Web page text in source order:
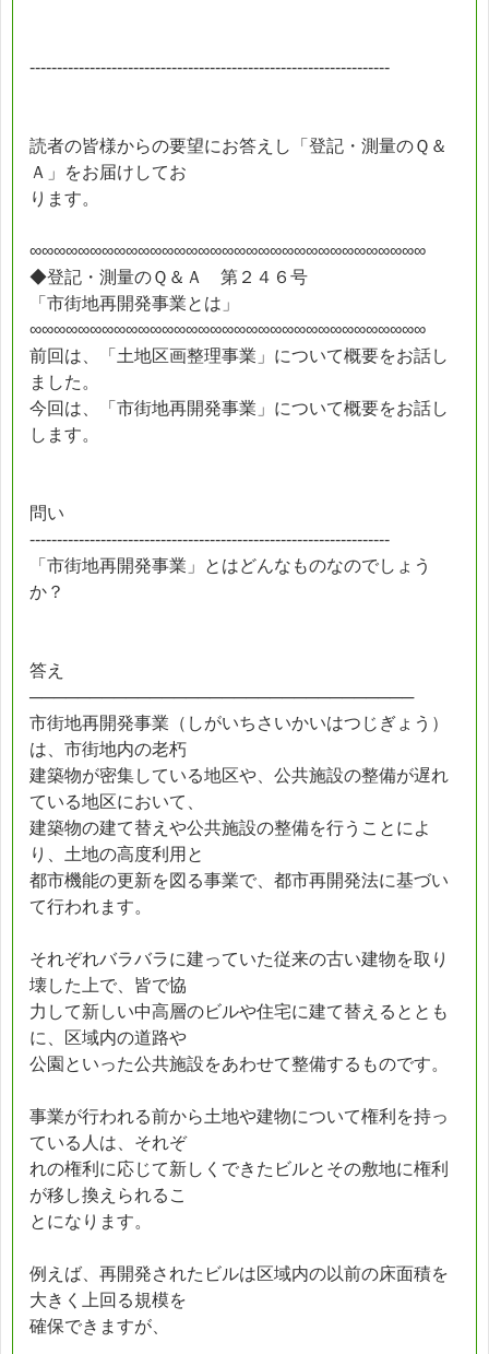
------------------------------------------------------------------
読者の皆様からの要望にお答えし「登記・測量のＱ＆
Ａ」をお届けしてお
ります。
∞∞∞∞∞∞∞∞∞∞∞∞∞∞∞∞∞∞∞∞∞∞∞∞∞∞∞∞∞∞∞∞∞
◆登記・測量のＱ＆Ａ 第２４６号
「市街地再開発事業とは」
∞∞∞∞∞∞∞∞∞∞∞∞∞∞∞∞∞∞∞∞∞∞∞∞∞∞∞∞∞∞∞∞∞
前回は、「土地区画整理事業」について概要をお話し
ました。
今回は、「市街地再開発事業」について概要をお話し
します。
問い
------------------------------------------------------------------
「市街地再開発事業」とはどんなものなのでしょう
か？
答え
────────────────────────────────
市街地再開発事業（しがいちさいかいはつじぎょう）
は、市街地内の老朽
建築物が密集している地区や、公共施設の整備が遅れ
ている地区において、
建築物の建て替えや公共施設の整備を行うことによ
り、土地の高度利用と
都市機能の更新を図る事業で、都市再開発法に基づい
て行われます。
それぞれバラバラに建っていた従来の古い建物を取り
壊した上で、皆で協
力して新しい中高層のビルや住宅に建て替えるととも
に、区域内の道路や
公園といった公共施設をあわせて整備するものです。
事業が行われる前から土地や建物について権利を持っ
ている人は、それぞ
れの権利に応じて新しくできたビルとその敷地に権利
が移し換えられるこ
とになります。
例えば、再開発されたビルは区域内の以前の床面積を
大きく上回る規模を
確保できますが、